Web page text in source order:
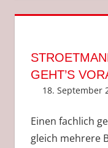
GEHT’S
18. September
Einen fachlich
gleich mehrere